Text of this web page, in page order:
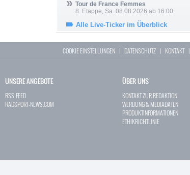
Tour de France Femmes
8. Etappe, Sa. 08.08.2026 ab 16:00
Alle Live-Ticker im Überblick
COOKIE EINSTELLUNGEN | DATENSCHUTZ | KONTAKT|
UNSERE ANGEBOTE
RSS-FEED
RADSPORT-NEWS.COM
ÜBER UNS
KONTAKT ZUR REDAKTION
WERBUNG & MEDIADATEN
PRODUKTINFORMATIONEN
ETHIKRICHTLINIE